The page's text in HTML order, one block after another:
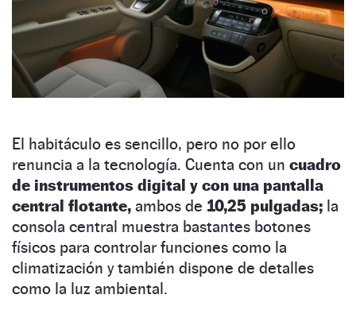
El habitáculo es sencillo, pero no por ello
renuncia a la tecnología. Cuenta con un cuadro
de instrumentos digital y con una pantalla
central flotante, ambos de 10,25 pulgadas; la
consola central muestra bastantes botones
físicos para controlar funciones como la
climatización y también dispone de detalles
como la luz ambiental.